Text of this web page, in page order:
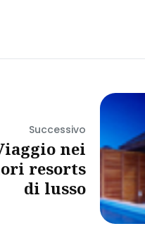
Successivo
nei
resorts
di lusso